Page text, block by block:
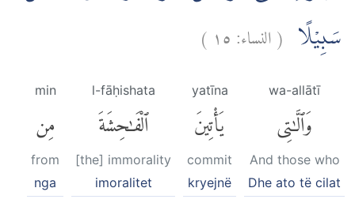
سَبِيْلًا (النساء:١٥ )
wa-allātī
وَٱلَّٰتِى
And those who
Dhe ato të cilat
yatīna
يَأْتِينَ
commit
kryejnë
l-fāḥishata
ٱلْفَٰحِشَةَ
[the] immorality
imoralitet
min
مِن
from
nga